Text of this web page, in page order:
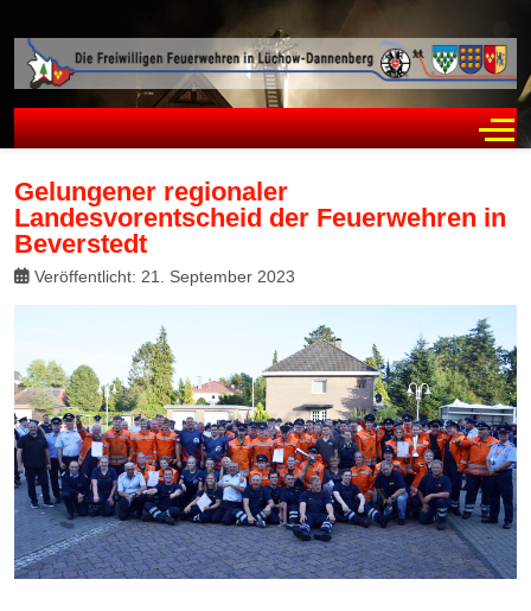
Gelungener regionaler
Landesvorentscheid der Feuerwehren in
Beverstedt
Veröffentlicht: 21. September 2023